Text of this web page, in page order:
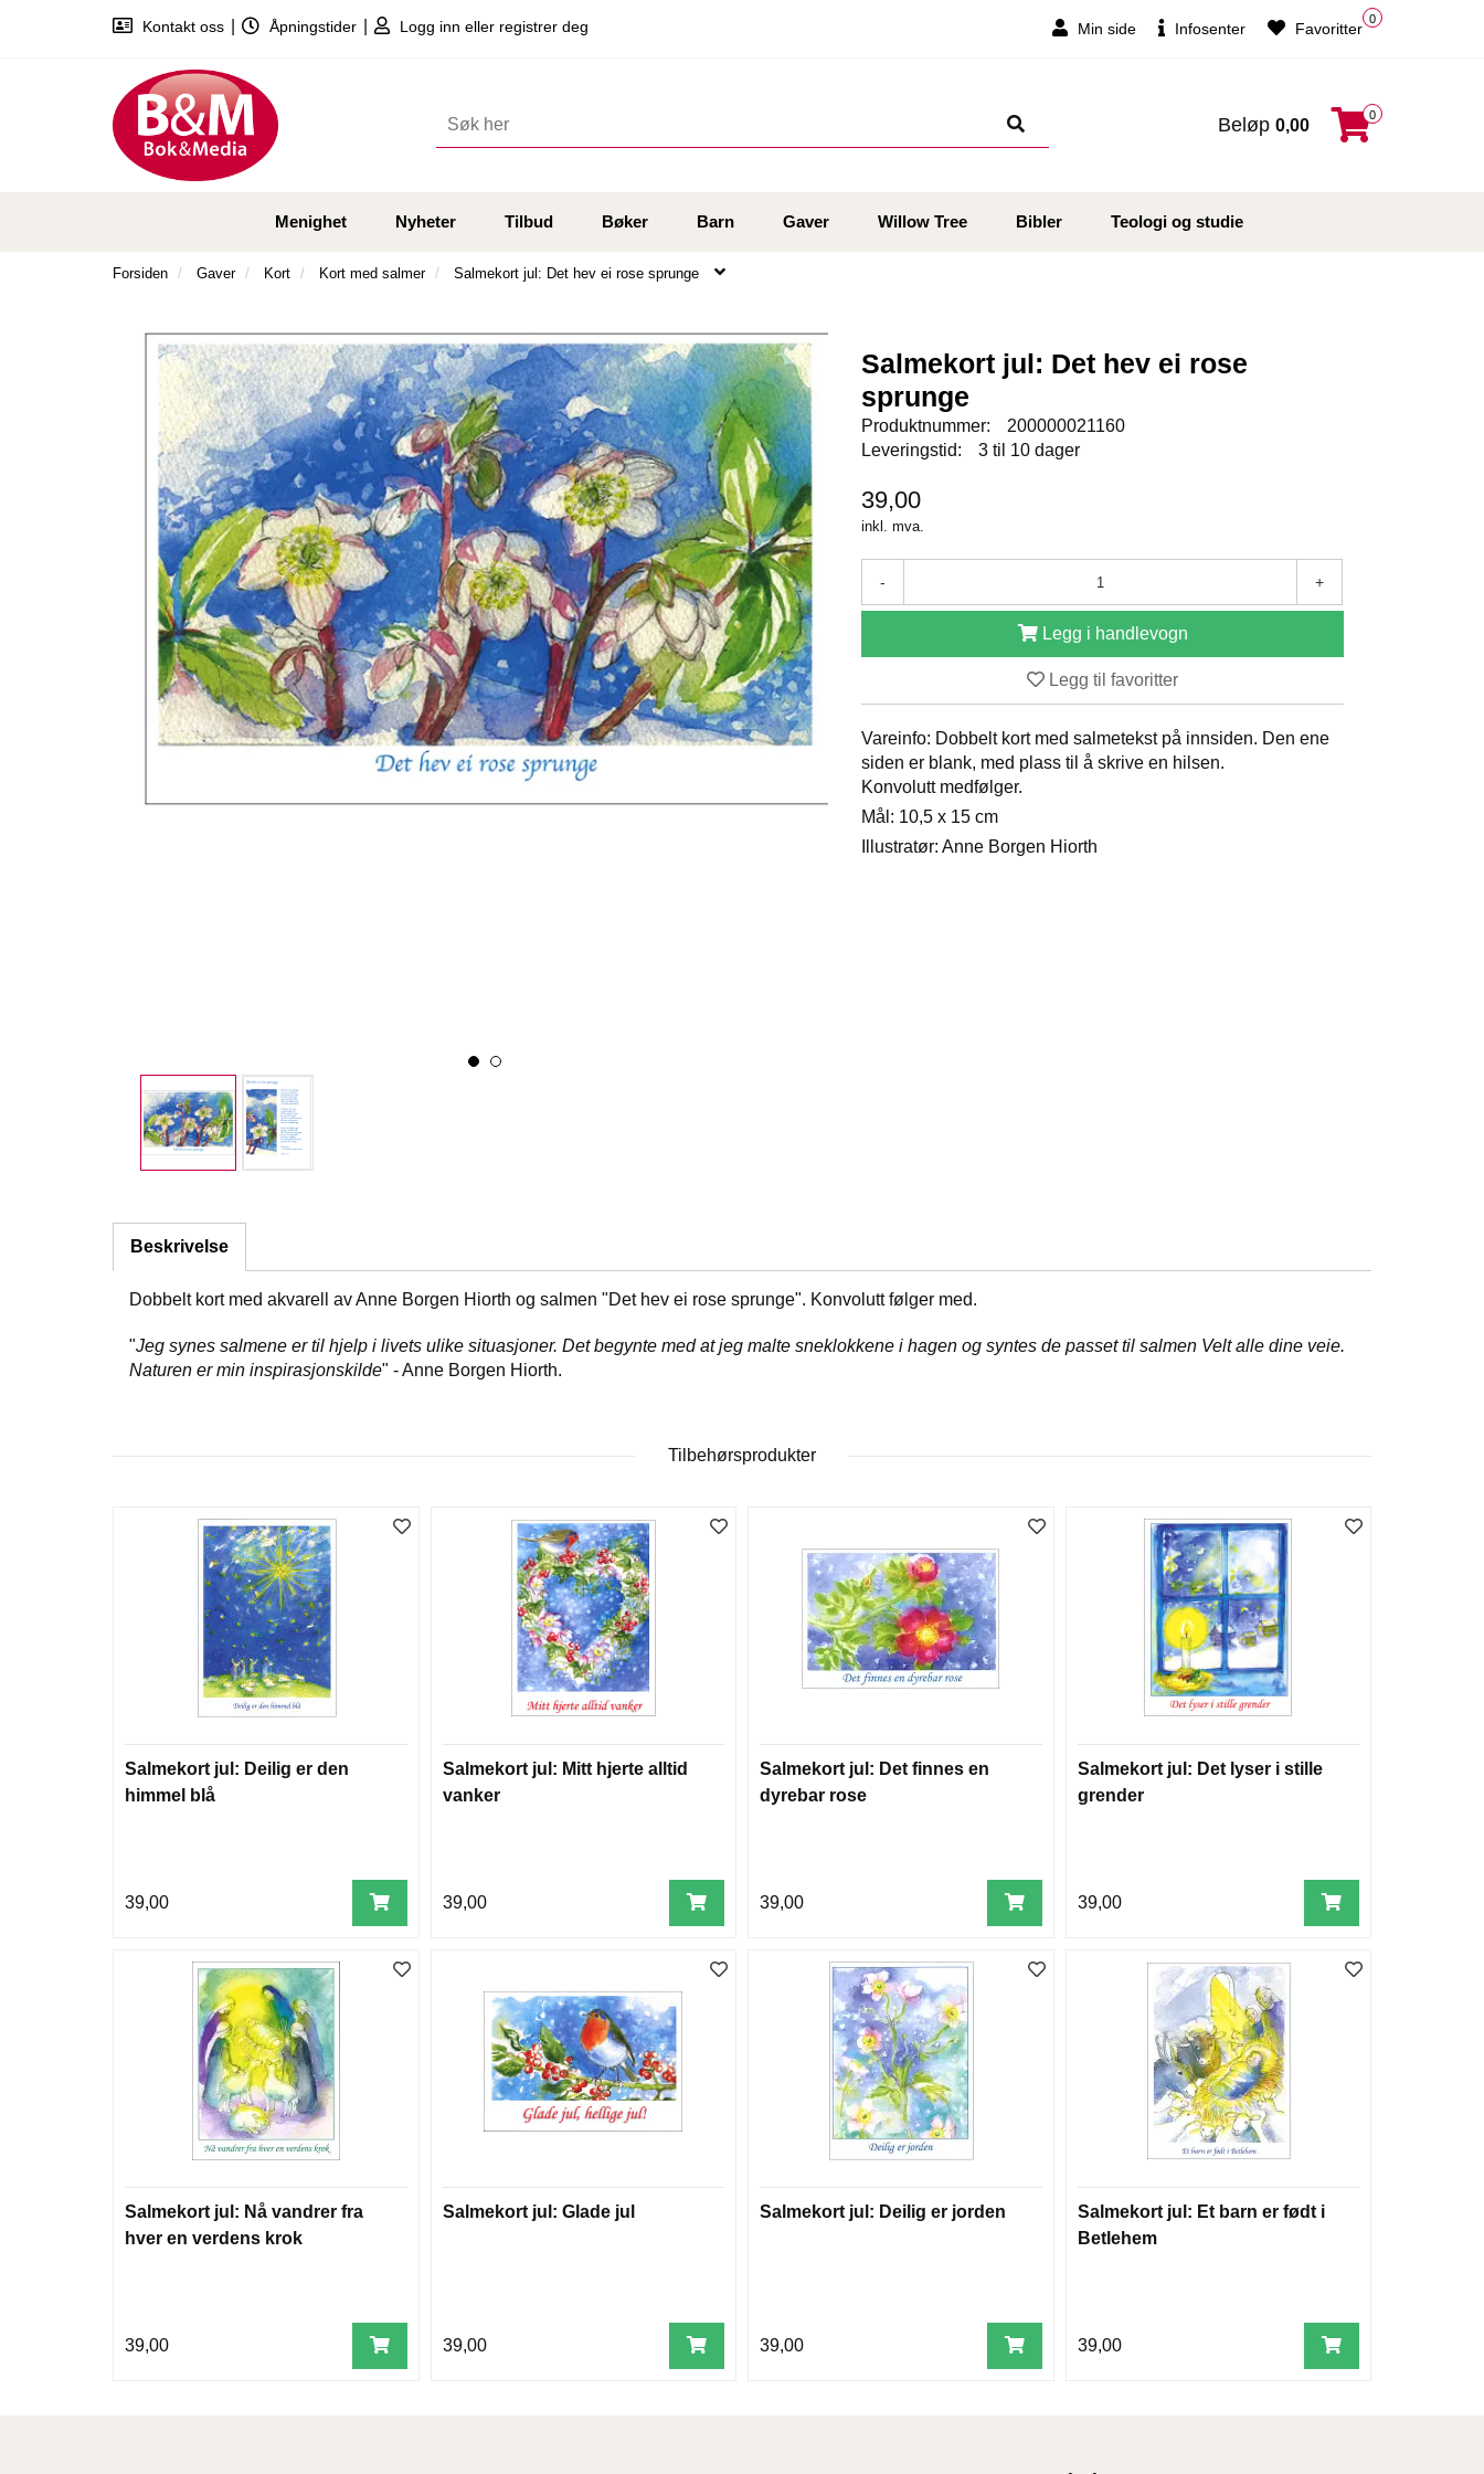
Kontakt oss Åpningstider Logg inn eller registrer deg Min side Infosenter
0
Favoritter
Beløp 0,00
0
Menighet Nyheter Tilbud Bøker Barn Gaver Willow Tree Bibler Teologi og studie
Forsiden Gaver Kort Kort med salmer Salmekort jul: Det hev ei rose sprunge
Salmekort jul: Det hev ei rose
sprunge
Produktnummer:
200000021160
Leveringstid:
3 til 10 dager
39,00
inkl. mva.
- +
Legg i handlevogn
Legg til favoritter
Vareinfo: Dobbelt kort med salmetekst på innsiden. Den ene
siden er blank, med plass til å skrive en hilsen.
Konvolutt medfølger.
Mål: 10,5 x 15 cm
Illustratør: Anne Borgen Hiorth
Beskrivelse
Dobbelt kort med akvarell av Anne Borgen Hiorth og salmen "Det hev ei rose sprunge". Konvolutt følger med.
"Jeg synes salmene er til hjelp i livets ulike situasjoner. Det begynte med at jeg malte sneklokkene i hagen og syntes de passet til salmen Velt alle dine veie.
Naturen er min inspirasjonskilde" - Anne Borgen Hiorth.
Tilbehørsprodukter
Salmekort jul: Deilig er den
himmel blå
39,00
Salmekort jul: Mitt hjerte alltid
vanker
39,00
Salmekort jul: Det finnes en
dyrebar rose
39,00
Salmekort jul: Det lyser i stille
grender
39,00
Salmekort jul: Nå vandrer fra
hver en verdens krok
39,00
Salmekort jul: Glade jul
39,00
Salmekort jul: Deilig er jorden
39,00
Salmekort jul: Et barn er født i
Betlehem
39,00